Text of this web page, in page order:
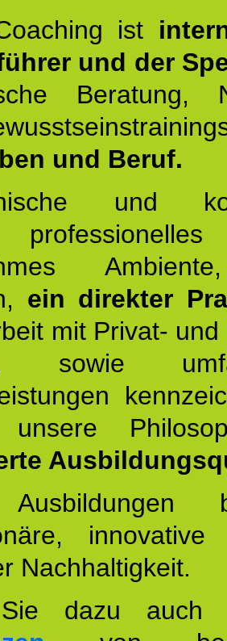
ist
und der
Beratung,
und Beruf.
und
professionelles
ein direkter
mit Privat-
sowie
unsere
innovative
Nachhaltigkeit.
Sie dazu